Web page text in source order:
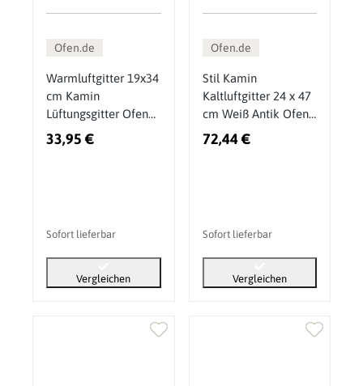
Ofen.de
Warmluftgitter 19x34
cm Kamin
Lüftungsgitter Ofen
Gitter Chrom Matt
33,95 €
Sofort lieferbar
Vergleichen
Ofen.de
Stil Kamin
Kaltluftgitter 24 x 47
cm Weiß Antik Ofen
Gitter
72,44 €
Sofort lieferbar
Vergleichen